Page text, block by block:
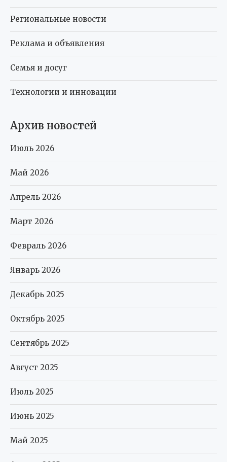
Региональные новости
Реклама и объявления
Семья и досуг
Технологии и инновации
Архив новостей
Июль 2026
Май 2026
Апрель 2026
Март 2026
Февраль 2026
Январь 2026
Декабрь 2025
Октябрь 2025
Сентябрь 2025
Август 2025
Июль 2025
Июнь 2025
Май 2025